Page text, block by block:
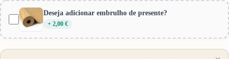
Deseja adicionar embrulho de presente?
+ 2,00 €